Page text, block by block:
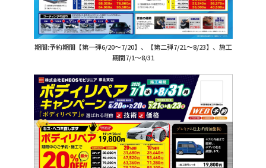
期間:予約期間【第一弾6/20～7/20】、【第二弾7/21～8/23】、施工
期間7/1～8/31